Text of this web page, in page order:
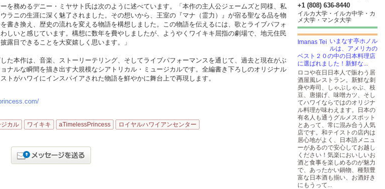
を務めるデニー・ミヤサト氏は次のように述べています。「本作の主人公ジェームズと同様、私
ラニの生涯に深く魅了されました。その想いから、王室の『マナ（霊力）』が宿る聖なる品を物
書き換え、歴史の流れを変える物語を構想しました。この物語を伝えるには、歌とライブパフォ
しいと感じています。構想に数年を費やしましたが、ようやくワイキキ屈指の劇場で、地元住民
露目できることを大変嬉しく思います。」
た本作は、音楽、ストーリーテリング、そしてライブパフォーマンスを通じて、過去と現在がぶ
ナルな瞬間を描き出す大規模なシアトリカル・ミュージカルです。全編書き下ろしのオリジナル
トがハワイにインスパイアされた物語を鮮やかに舞台上で再現します。
ジカル ワイキキ aTimelessPrincess ロイヤルハワイアンセンター
+1 (808) 636-8440
イルカ大学・イルカ中学・カ
メ大学・マンタ大学
いまなす亭ホノル
ルは、アメリカの
ベスト２０の中の日本料理店
に選ばれました！新鮮な...
ロコや在日日本人で賑わう居
酒屋風レストラン。新鮮な刺
身や寿司、しゃぶしゃぶ、枝
豆、唐揚げ、味噌カツ、そし
てハワイならではのオリジナ
ル料理が味わえます。日本の
有名人も通うグルメスポット
とあって、常に混み合う人気
店です。和テイストの店内は
居心地がよく、日本語メニュ
ーがあるので安心してお越し
ください！気楽においしいお
酒と食事を楽しめるのが魅力
で、あったかい鍋物、種類豊
富な日本酒も揃い、お酒好き
にもうって...